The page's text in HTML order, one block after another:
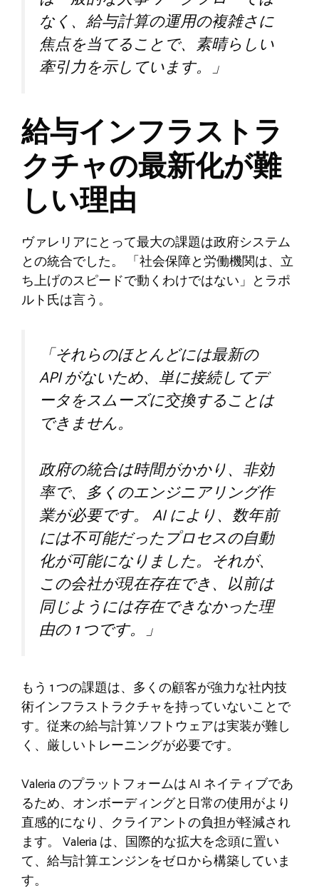
なく、給与計算の運用の複雑さに
焦点を当てることで、素晴らしい
牽引力を示しています。」
給与インフラストラ
クチャの最新化が難
しい理由
ヴァレリアにとって最大の課題は政府システム
との統合でした。 「社会保障と労働機関は、立
ち上げのスピードで動くわけではない」とラポ
ルト氏は言う。
「それらのほとんどには最新の
API がないため、単に接続してデ
ータをスムーズに交換することは
できません。
政府の統合は時間がかかり、非効
率で、多くのエンジニアリング作
業が必要です。 AI により、数年前
には不可能だったプロセスの自動
化が可能になりました。それが、
この会社が現在存在でき、以前は
同じようには存在できなかった理
由の 1 つです。」
もう 1 つの課題は、多くの顧客が強力な社内技
術インフラストラクチャを持っていないことで
す。従来の給与計算ソフトウェアは実装が難し
く、厳しいトレーニングが必要です。
Valeria のプラットフォームは AI ネイティブであ
るため、オンボーディングと日常の使用がより
直感的になり、クライアントの負担が軽減され
ます。 Valeria は、国際的な拡大を念頭に置い
て、給与計算エンジンをゼロから構築していま
す。